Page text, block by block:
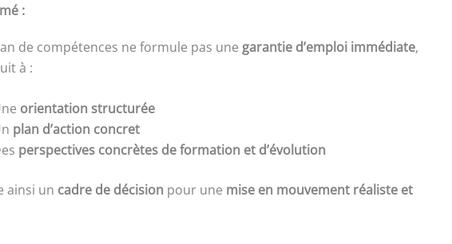
:
de compétences ne formule pas une garantie d’emploi immédiate,
à :
orientation structurée
plan d’action concret
perspectives concrètes de formation et d’évolution
ainsi un cadre de décision pour une mise en mouvement réaliste et